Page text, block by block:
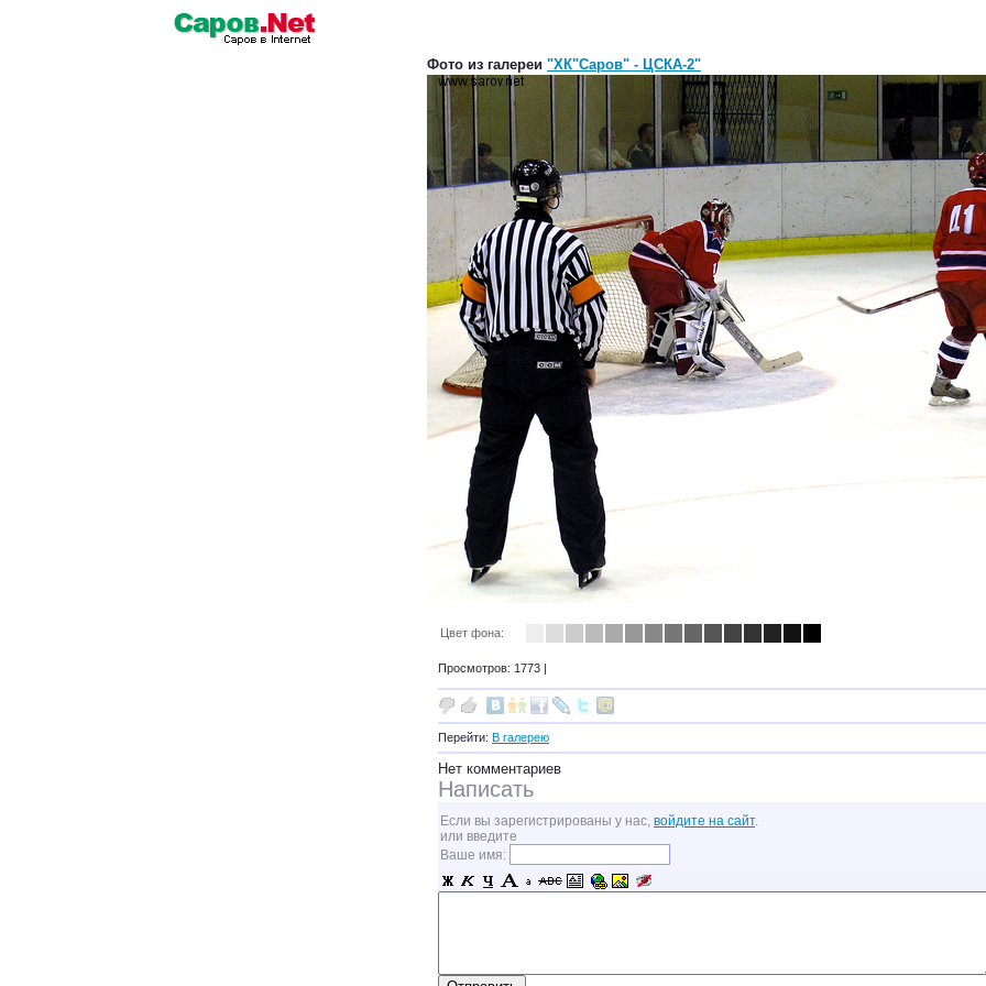
Фото из галереи "ХК"Саров" - ЦСКА-2"
Цвет фона:
Просмотров: 1773 |
Перейти: В галерею
Нет комментариев
Написать
Если вы зарегистрированы у нас, войдите на сайт.
или введите
Ваше имя: